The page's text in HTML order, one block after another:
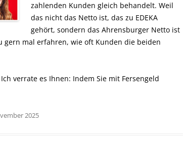
zahlenden Kunden gleich behandelt. Weil
das nicht das Netto ist, das zu EDEKA
gehört, sondern das Ahrensburger Netto ist
gern mal erfahren, wie oft Kunden die beiden
Ich verrate es Ihnen: Indem Sie mit Fersengeld
2025